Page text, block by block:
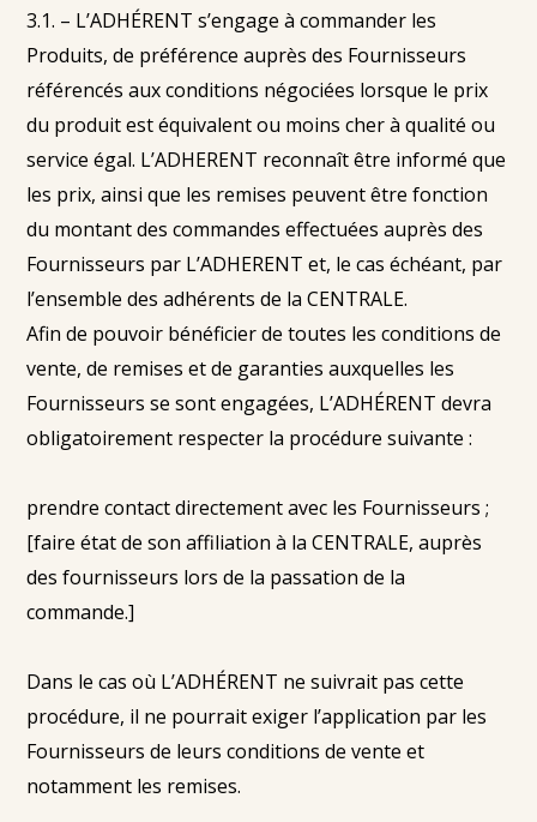
3.1. – L’ADHÉRENT s’engage à commander les
Produits, de préférence auprès des Fournisseurs
référencés aux conditions négociées lorsque le prix
du produit est équivalent ou moins cher à qualité ou
service égal. L’ADHERENT reconnaît être informé que
les prix, ainsi que les remises peuvent être fonction
du montant des commandes effectuées auprès des
Fournisseurs par L’ADHERENT et, le cas échéant, par
l’ensemble des adhérents de la CENTRALE.
Afin de pouvoir bénéficier de toutes les conditions de
vente, de remises et de garanties auxquelles les
Fournisseurs se sont engagées, L’ADHÉRENT devra
obligatoirement respecter la procédure suivante :
prendre contact directement avec les Fournisseurs ;
[faire état de son affiliation à la CENTRALE, auprès
des fournisseurs lors de la passation de la
commande.]
Dans le cas où L’ADHÉRENT ne suivrait pas cette
procédure, il ne pourrait exiger l’application par les
Fournisseurs de leurs conditions de vente et
notamment les remises.